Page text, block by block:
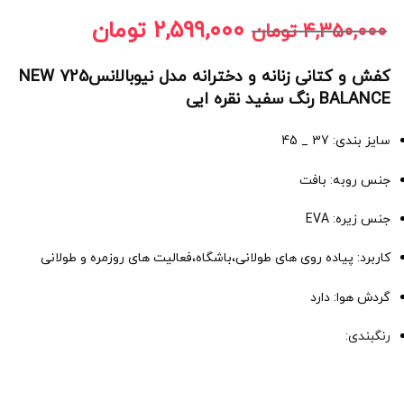
4,350,000 تومان 2,599,000 تومان
کفش و کتانی زنانه و دخترانه مدل نیوبالانس725 NEW
BALANCE رنگ سفید نقره ایی
سایز بندی: 37 _ 45
جنس روبه: بافت
جنس زیره: EVA
کاربرد: پیاده روی های طولانی،باشگاه،فعالیت های روزمره و طولانی
گردش هوا: دارد
رنگبندی: